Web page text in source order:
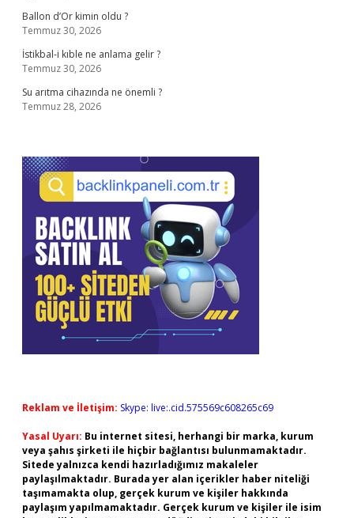
Ballon d’Or kimin oldu ?
Temmuz 30, 2026
İstikbal-i kıble ne anlama gelir ?
Temmuz 30, 2026
Su arıtma cihazında ne önemli ?
Temmuz 28, 2026
Reklam ve İletişim: Skype: live:.cid.575569c608265c69
Yasal Uyarı: Bu internet sitesi, herhangi bir marka, kurum
veya şahıs şirketi ile hiçbir bağlantısı bulunmamaktadır.
Sitede yalnızca kendi hazırladığımız makaleler
paylaşılmaktadır. Burada yer alan içerikler haber niteliği
taşımamakta olup, gerçek kurum ve kişiler hakkında
paylaşım yapılmamaktadır. Gerçek kurum ve kişiler ile isim